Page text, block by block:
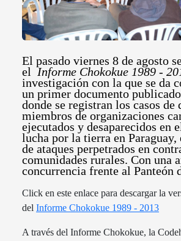
El pasado viernes 8 de agosto
elInforme Chokokue 1989 -
investigación con la que se da
un primer documento
donde se registran los casos de
miembros de organizaciones
ejecutados y desaparecidos en
lucha por la tierra en
de ataques perpetrados en
comunidades rurales. Con una
concurrencia frente al Panteón
Click en este enlace para descargar la
del Informe Chokokue 1989 - 2013
A través del Informe Chokokue, la